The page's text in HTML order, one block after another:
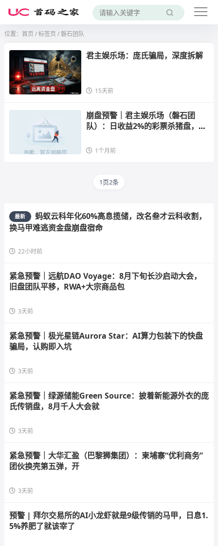
位置： 首页 /标签页 / 磐石团队
君主娱乐场：庞氏骗局，深度拆解
15天前
崩盘预警｜君主娱乐场（磐石团
队）：日收益2%的彩票杀猪盘，导
本金正在给“流量增长”的谎言填坑
1个月前
1页2条
最新
蚂蚁云科年化60%高息揽储，改名叁才云科收割，
换马甲难逃资金盘崩盘宿命
22小时前
紧急预警｜远航DAO Voyage：8月下旬长沙启动大会，
旧盘团队平移，RWA+大宗商品包
3天前
紧急预警｜极光星链Aurora Star：AI算力包装下的快盘
骗局，认购即入坑
3天前
紧急预警｜绿源储能Green Source：披着新能源外衣的庞
氏传销盘，8月千人大会就
3天前
紧急预警｜大华汇盈（巴黎狮集团）：柬埔寨“优利商务”
团伙换壳第五弹，开
3天前
预警 | 拜尔交易所的AI小龙虾就是9级传销的马甲，日息1.
5%养肥了就该宰了